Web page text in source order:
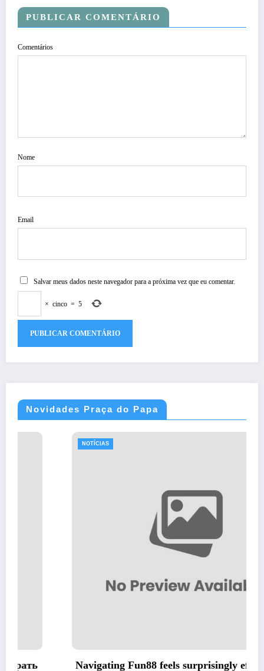
PUBLICAR COMENTÁRIO
Comentários
Nome
Email
Salvar meus dados neste navegador para a próxima vez que eu comentar.
× cinco = 5
Novidades Praça do Papa
Navigating Fun88 feels surprisingly effortless on